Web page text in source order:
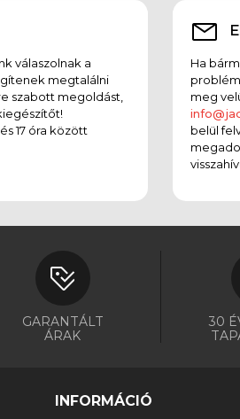
válaszolnak a
megtalálni
szabott megoldást,
17 óra között
Ha
meg
belül
GARANTÁLT
ÁRAK
30
INFORMÁCIÓ